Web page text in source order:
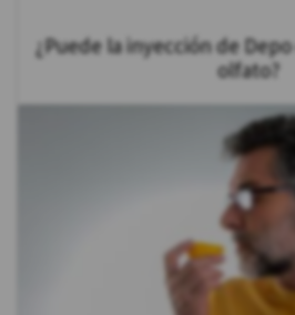
¿Puede la inyección de
olfato?